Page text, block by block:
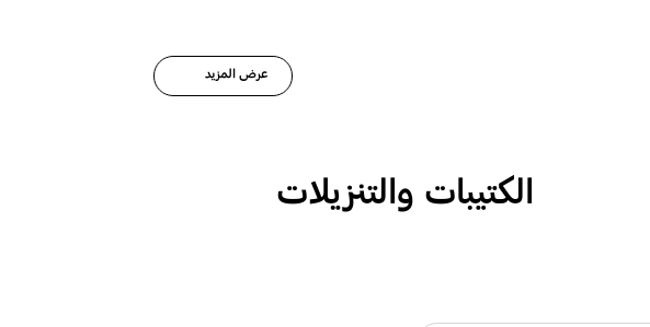
عرض المزيد
الكتيبات والتنزيلات